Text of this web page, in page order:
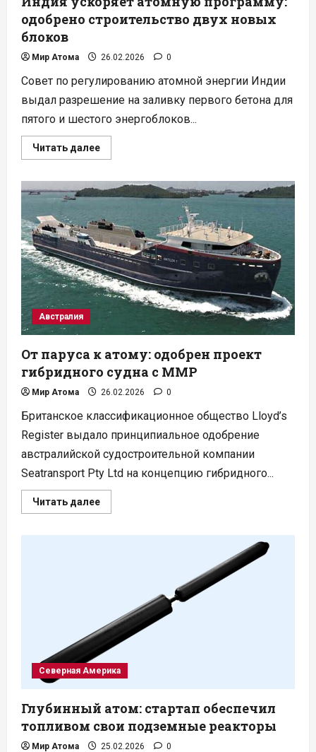
одобрено строительство двух новых
блоков
Мир Атома 26.02.2026 0
Совет по регулированию атомной энергии Индии
выдал разрешение на заливку первого бетона для
пятого и шестого энергоблоков...
Читать далееПрочитать
больше
ускоряет
атомную
одобрено
строительство
двух
новых
блоков
Австралия
От паруса к атому: одобрен проект
гибридного судна с ММР
Мир Атома 26.02.2026 0
Британское классификационное общество Lloyd’s
Register выдало принципиальное одобрение
австралийской судостроительной компании
Seatransport Pty Ltd на концепцию гибридного...
Читать далееПрочитать
больше
ММР
Северная Америка
Глубинный атом: стартап обеспечил
топливом свои подземные реакторы
Мир Атома 25.02.2026 0